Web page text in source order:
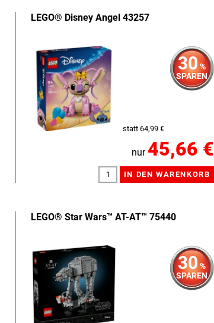
LEGO® Disney Angel 43257
30 %
SPAREN
statt 64,99 €
nur 45,66 €
LEGO® Star Wars™ AT-AT™ 75440
30 %
SPAREN